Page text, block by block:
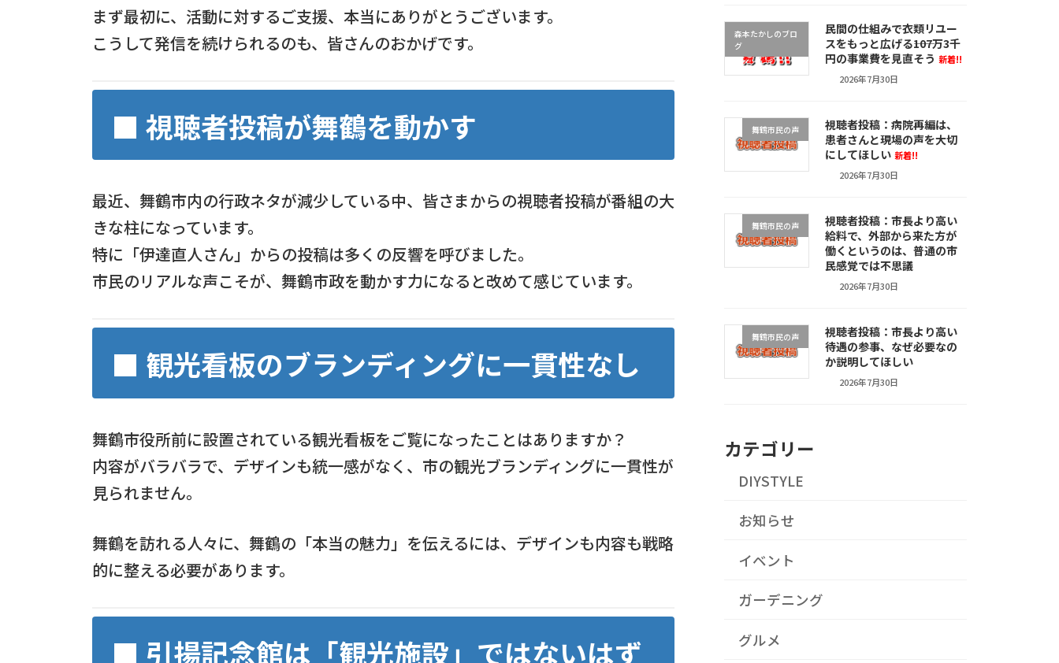
まず最初に、活動に対するご支援、本当にありがとうございます。
こうして発信を続けられるのも、皆さんのおかげです。
■ 視聴者投稿が舞鶴を動かす
最近、舞鶴市内の行政ネタが減少している中、皆さまからの視聴者投稿が番組の大
きな柱になっています。
特に「伊達直人さん」からの投稿は多くの反響を呼びました。
市民のリアルな声こそが、舞鶴市政を動かす力になると改めて感じています。
■ 観光看板のブランディングに一貫性なし
舞鶴市役所前に設置されている観光看板をご覧になったことはありますか？
内容がバラバラで、デザインも統一感がなく、市の観光ブランディングに一貫性が
見られません。
舞鶴を訪れる人々に、舞鶴の「本当の魅力」を伝えるには、デザインも内容も戦略
的に整える必要があります。
■ 引揚記念館は「観光施設」ではないはず
森本たかしのブロ
グ
民間の仕組みで衣類リユー
スをもっと広げる――107万3千
円の事業費を見直そう 新着!!
2026年7月30日
舞鶴市民の声
視聴者投稿：病院再編は、
患者さんと現場の声を大切
にしてほしい 新着!!
2026年7月30日
舞鶴市民の声
視聴者投稿：市長より高い
給料で、外部から来た方が
働くというのは、普通の市
民感覚では不思議
2026年7月30日
舞鶴市民の声
視聴者投稿：市長より高い
待遇の参事、なぜ必要なの
か説明してほしい
2026年7月30日
カテゴリー
DIYSTYLE
お知らせ
イベント
ガーデニング
グルメ